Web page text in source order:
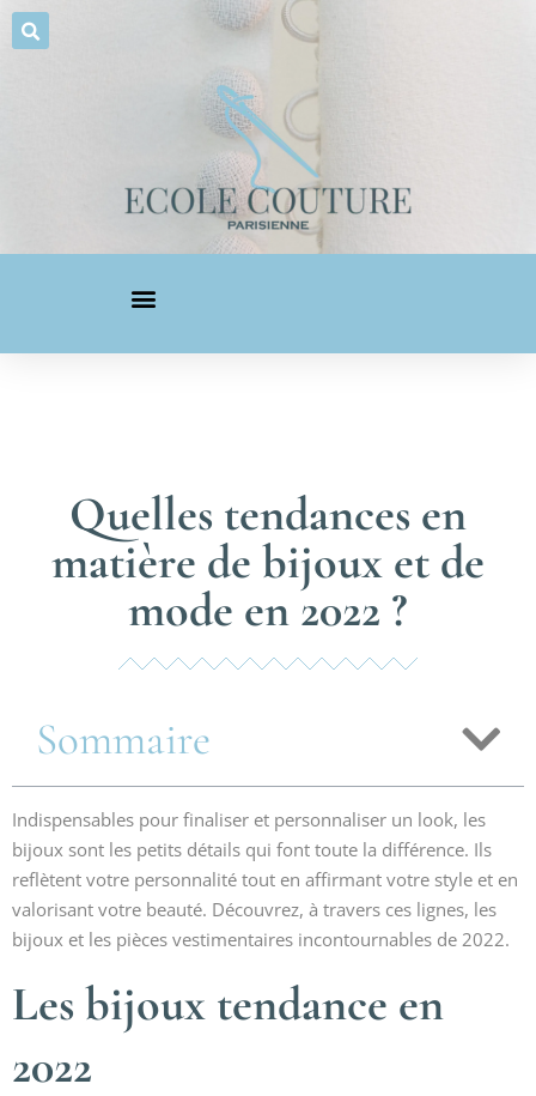
Quelles tendances en
matière de bijoux et de
mode en 2022 ?
Sommaire
Indispensables pour finaliser et personnaliser un look, les
bijoux sont les petits détails qui font toute la différence. Ils
reflètent votre personnalité tout en affirmant votre style et en
valorisant votre beauté. Découvrez, à travers ces lignes, les
bijoux et les pièces vestimentaires incontournables de 2022.
Les bijoux tendance en
2022